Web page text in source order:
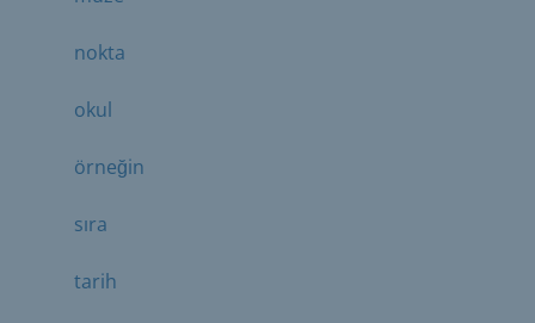
nokta
okul
örneğin
sıra
tarih